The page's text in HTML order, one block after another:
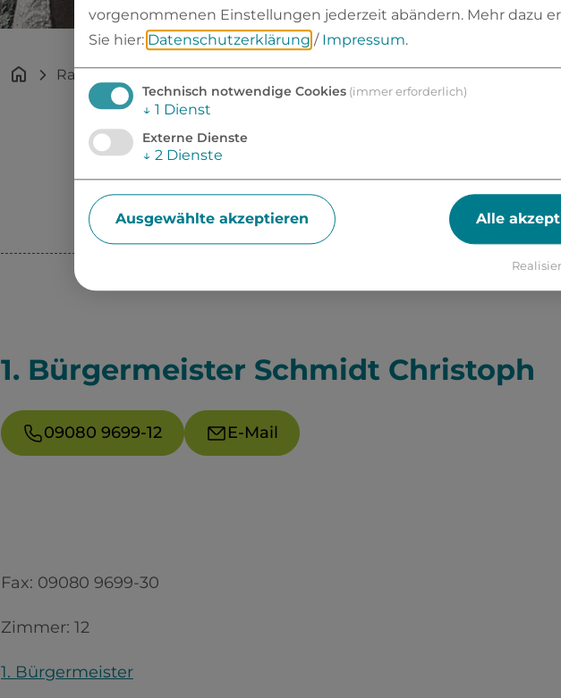
Ämter und Sachgebiete
Stadtrat und Bürgermeister
Rathaus
ANSPRECHPARTNER
1. Bürgermeister Schmidt Christoph
09080 9699-12 E-Mail
Fax: 09080 9699-30
Zimmer: 12
1. Bürgermeister
vorgenommenen Einstellungen jederzeit abändern. Mehr dazu
Sie hier: Datenschutzerklärung / Impressum.
Technisch notwendige Cookies (immer erforderlich)
↓ 1 Dienst
Externe Dienste
↓ 2 Dienste
Ausgewählte akzeptieren Alle